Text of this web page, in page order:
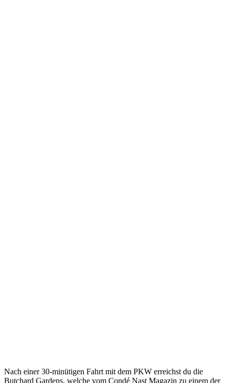
Nach einer 30-minütigen Fahrt mit dem PKW erreichst du die
Butchard Gardens, welche vom Condé Nast Magazin zu einem der